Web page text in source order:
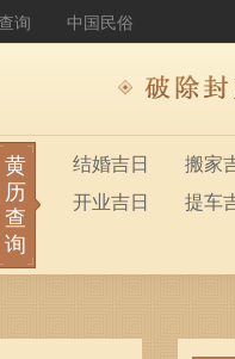
询 中国民俗
黄
历
查
询
结婚吉日
搬家
开业吉日
提车